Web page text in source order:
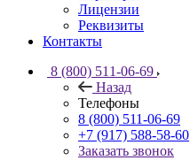
Лицензии
Реквизиты
Контакты
8 (800) 511-06-69
Назад
Телефоны
8 (800) 511-06-69
+7 (917) 588-58-60
Заказать звонок